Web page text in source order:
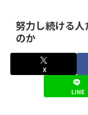
努力し続ける
のか
X
LINE